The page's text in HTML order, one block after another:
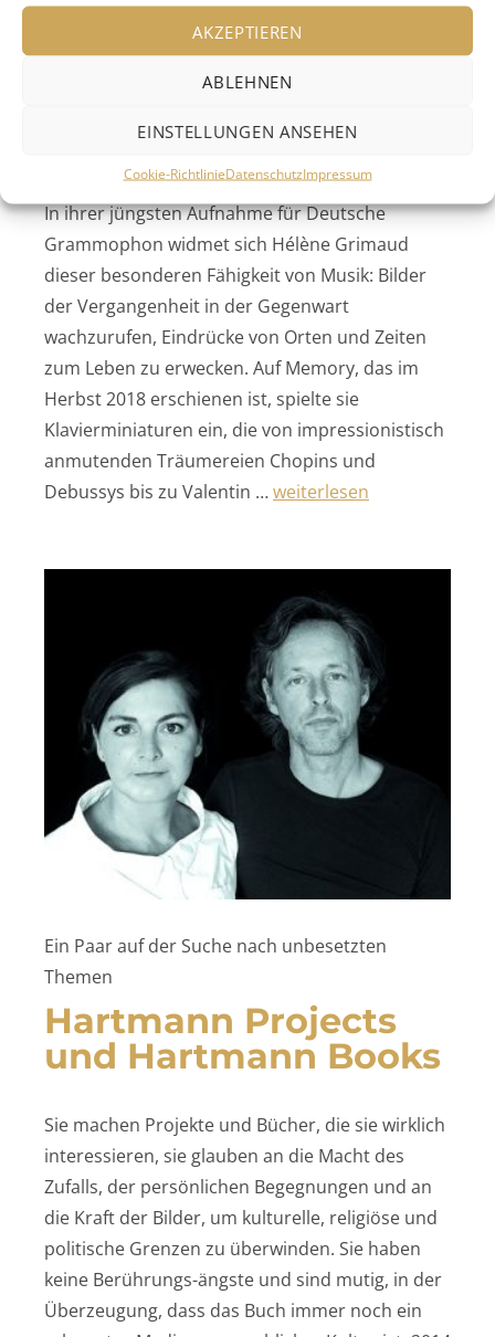
AKZEPTIEREN
ABLEHNEN
EINSTELLUNGEN ANSEHEN
Cookie-RichtlinieDatenschutzImpressum
Meditationen über
Erinerungen
In ihrer jüngsten Aufnahme für Deutsche
Grammophon widmet sich Hélène Grimaud
dieser besonderen Fähigkeit von Musik: Bilder
der Vergangenheit in der Gegenwart
wachzurufen, Eindrücke von Orten und Zeiten
zum Leben zu erwecken. Auf Memory, das im
Herbst 2018 erschienen ist, spielte sie
Klavierminiaturen ein, die von impressionistisch
anmutenden Träumereien Chopins und
Debussys bis zu Valentin …„Meditationen über
weiterlesen
Ein Paar auf der Suche nach unbesetzten
Themen
Hartmann Projects
und Hartmann Books
Sie machen Projekte und Bücher, die sie wirklich
interessieren, sie glauben an die Macht des
Zufalls, der persönlichen Begegnungen und an
die Kraft der Bilder, um kulturelle, religiöse und
politische Grenzen zu überwinden. Sie haben
keine Berührungs-ängste und sind mutig, in der
Überzeugung, dass das Buch immer noch ein